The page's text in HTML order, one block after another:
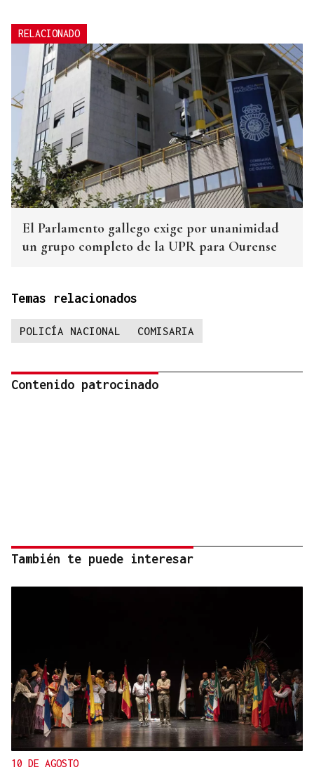
RELACIONADO
El Parlamento gallego exige por unanimidad
un grupo completo de la UPR para Ourense
Temas relacionados
POLICÍA NACIONAL COMISARIA
Contenido patrocinado
También te puede interesar
10 DE AGOSTO